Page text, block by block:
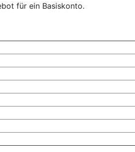
für ein Basiskonto.